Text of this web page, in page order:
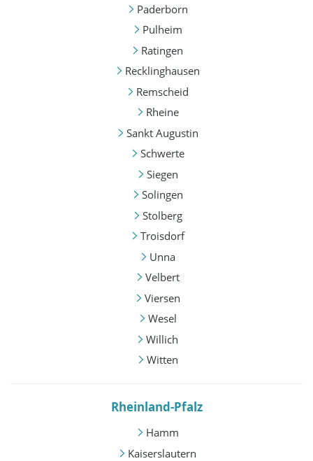
Paderborn
Pulheim
Ratingen
Recklinghausen
Remscheid
Rheine
Sankt Augustin
Schwerte
Siegen
Solingen
Stolberg
Troisdorf
Unna
Velbert
Viersen
Wesel
Willich
Witten
Rheinland-Pfalz
Hamm
Kaiserslautern